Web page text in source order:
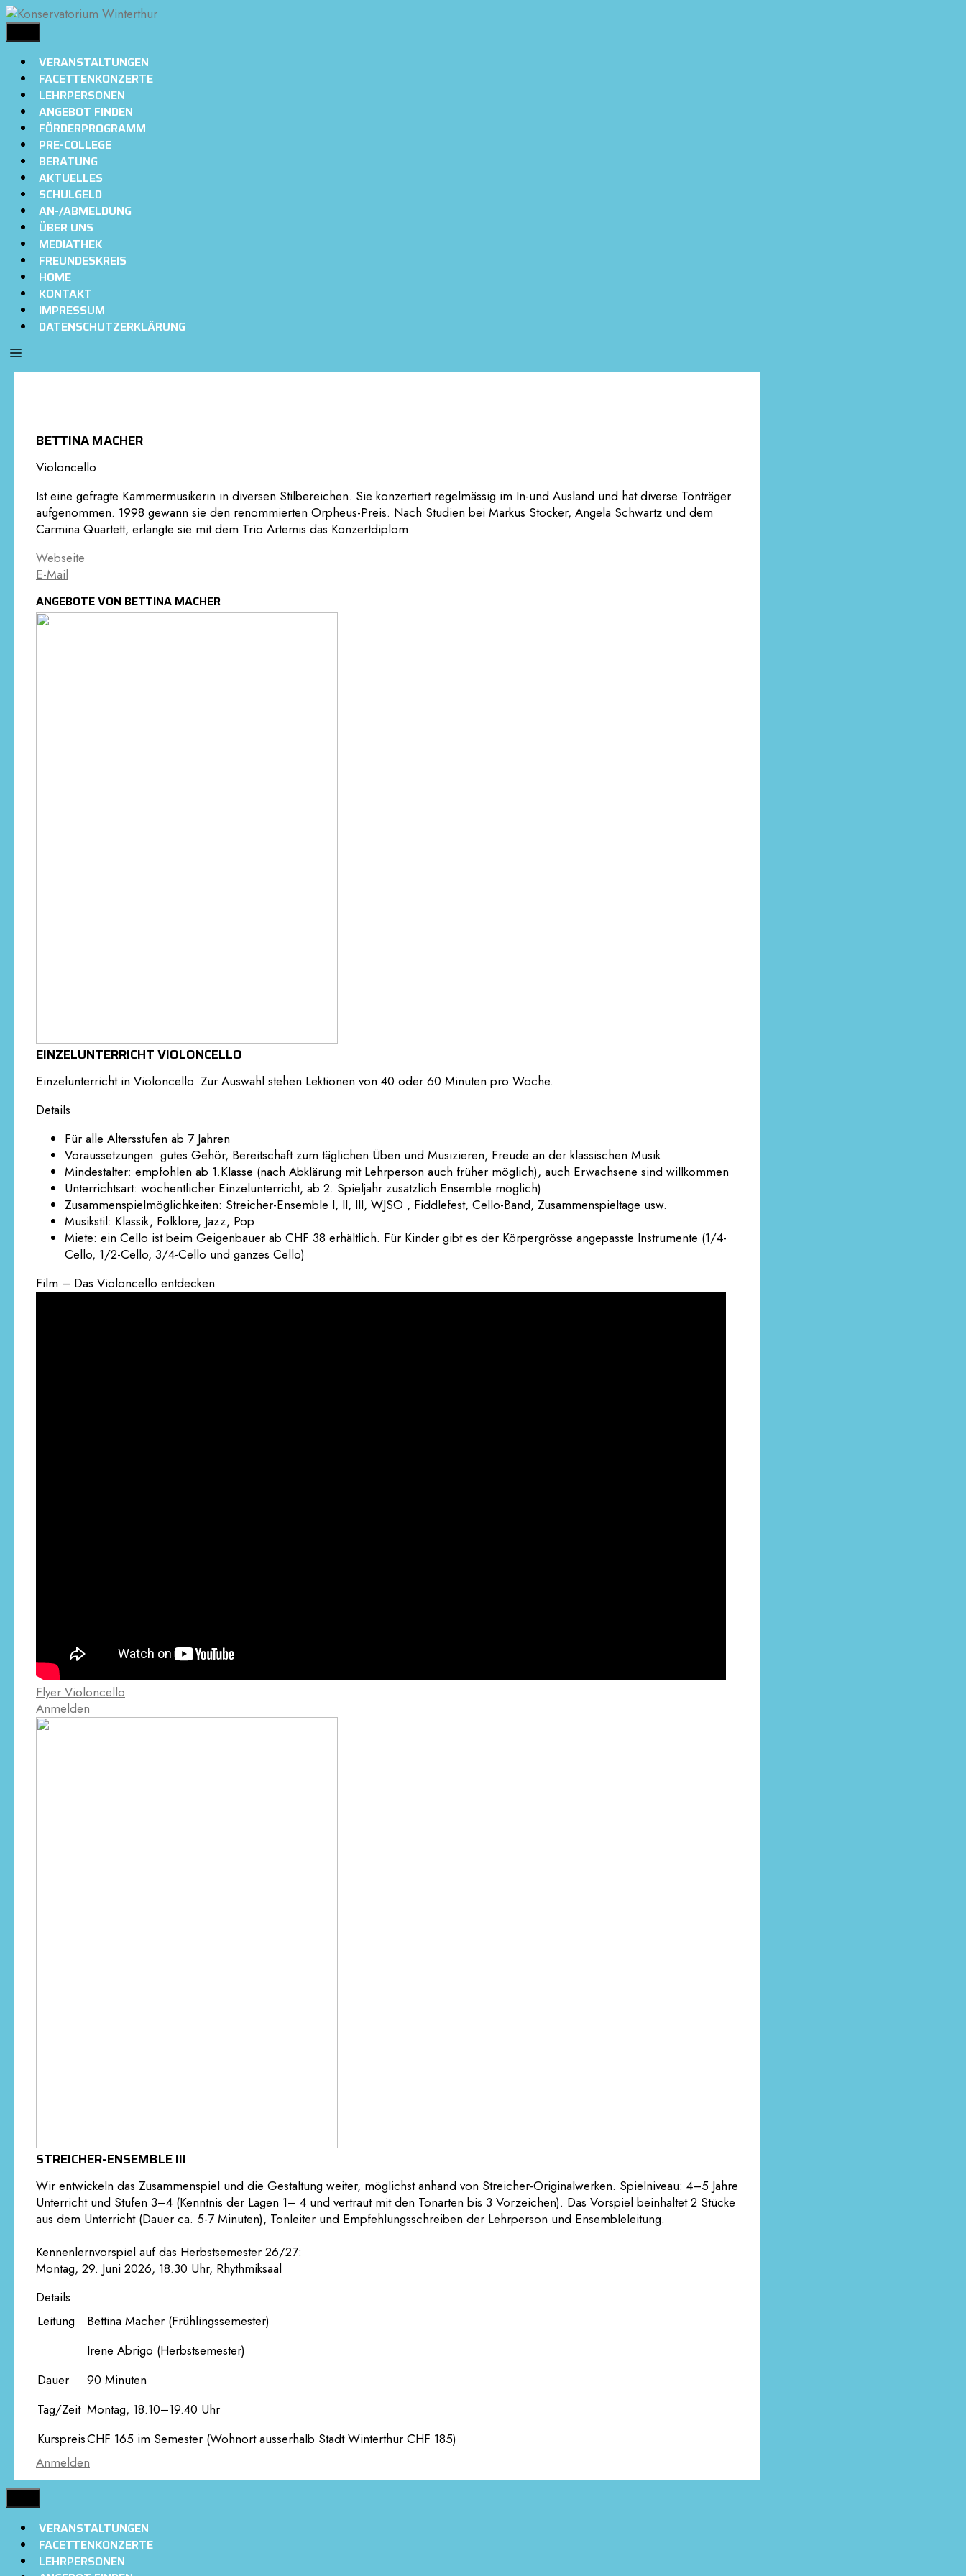
Springe
zum
Inhalt
VERANSTALTUNGEN
FACETTENKONZERTE
LEHRPERSONEN
ANGEBOT FINDEN
FÖRDERPROGRAMM
PRE-COLLEGE
BERATUNG
AKTUELLES
SCHULGELD
AN-/ABMELDUNG
ÜBER UNS
MEDIATHEK
FREUNDESKREIS
HOME
KONTAKT
IMPRESSUM
DATENSCHUTZERKLÄRUNG
BETTINA MACHER
Violoncello
Ist eine gefragte Kammermusikerin in diversen Stilbereichen. Sie konzertiert regelmässig im In-und Ausland und hat diverse Tonträger
aufgenommen. 1998 gewann sie den renommierten Orpheus-Preis. Nach Studien bei Markus Stocker, Angela Schwartz und dem
Carmina Quartett, erlangte sie mit dem Trio Artemis das Konzertdiplom.
Webseite
E-Mail
ANGEBOTE VON BETTINA MACHER
EINZELUNTERRICHT VIOLONCELLO
Einzelunterricht in Violoncello. Zur Auswahl stehen Lektionen von 40 oder 60 Minuten pro Woche.
Details
Für alle Altersstufen ab 7 Jahren
Voraussetzungen: gutes Gehör, Bereitschaft zum täglichen Üben und Musizieren, Freude an der klassischen Musik
Mindestalter: empfohlen ab 1.Klasse (nach Abklärung mit Lehrperson auch früher möglich), auch Erwachsene sind willkommen
Unterrichtsart: wöchentlicher Einzelunterricht, ab 2. Spieljahr zusätzlich Ensemble möglich)
Zusammenspielmöglichkeiten: Streicher-Ensemble I, II, III, WJSO , Fiddlefest, Cello-Band, Zusammenspieltage usw.
Musikstil: Klassik, Folklore, Jazz, Pop
Miete: ein Cello ist beim Geigenbauer ab CHF 38 erhältlich. Für Kinder gibt es der Körpergrösse angepasste Instrumente (1/4-
Cello, 1/2-Cello, 3/4-Cello und ganzes Cello)
Film – Das Violoncello entdecken
Flyer Violoncello
Anmelden
STREICHER-ENSEMBLE III
Wir entwickeln das Zusammenspiel und die Gestaltung weiter, möglichst anhand von Streicher-Originalwerken. Spielniveau: 4–5 Jahre
Unterricht und Stufen 3–4 (Kenntnis der Lagen 1– 4 und vertraut mit den Tonarten bis 3 Vorzeichen). Das Vorspiel beinhaltet 2 Stücke
aus dem Unterricht (Dauer ca. 5-7 Minuten), Tonleiter und Empfehlungsschreiben der Lehrperson und Ensembleleitung.
Kennenlernvorspiel auf das Herbstsemester 26/27:
Montag, 29. Juni 2026, 18.30 Uhr, Rhythmiksaal
Details
Leitung
Bettina Macher (Frühlingssemester)
Irene Abrigo (Herbstsemester)
Dauer
90 Minuten
Tag/Zeit Montag, 18.10–19.40 Uhr
KurspreisCHF 165 im Semester (Wohnort ausserhalb Stadt Winterthur CHF 185)
Anmelden
VERANSTALTUNGEN
FACETTENKONZERTE
LEHRPERSONEN